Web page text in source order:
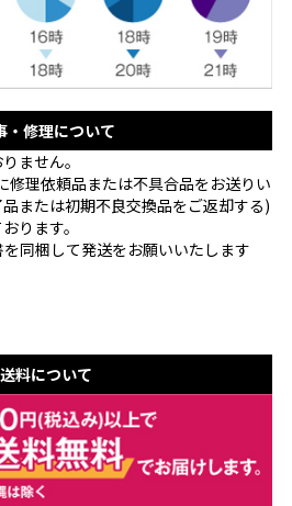
・修理について
ません。
修理依頼品または不具合品をお送りい
または初期不良交換品をご返却する)
ります。
同梱して発送をお願いいたします
送料について